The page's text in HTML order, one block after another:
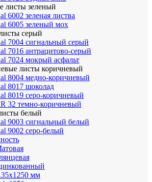
листы зеленый
6002 зеленая листва
6005 зеленый мох
серый
7004 сигнальный серый
7016 антрацитово-серый
7024 мокрый асфальт
листы коричневый
8004 медно-коричневый
8017 шоколад
8019 серо-коричневый
32 темно-коричневый
белый
9003 сигнальный белый
9002 серо-белый
мм